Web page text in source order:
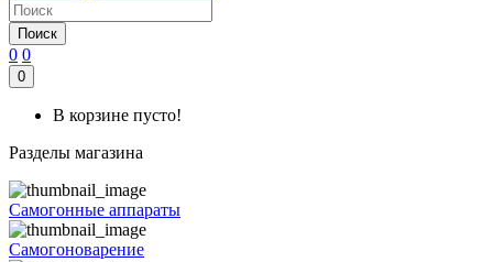
Поиск
0 0
0
В корзине пусто!
Разделы магазина
Самогонные аппараты
Самогоноварение